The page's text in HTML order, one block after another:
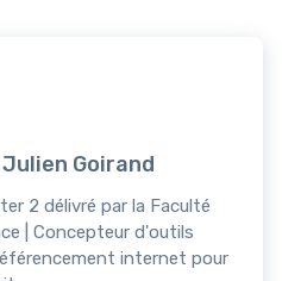
Goirand
2 délivré par la Faculté
| Concepteur d'outils
internet pour